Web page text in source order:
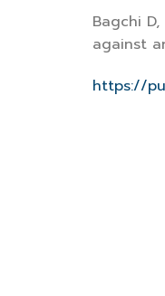
Bagchi
against
https://